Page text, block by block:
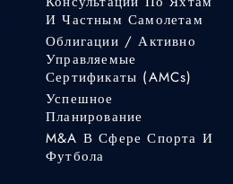
И Частным Самолетам
Облигации / Активно
Управляемые
Сертификаты (AMCs)
Успешное
Планирование
M&A В Сфере Спорта И
Футбола